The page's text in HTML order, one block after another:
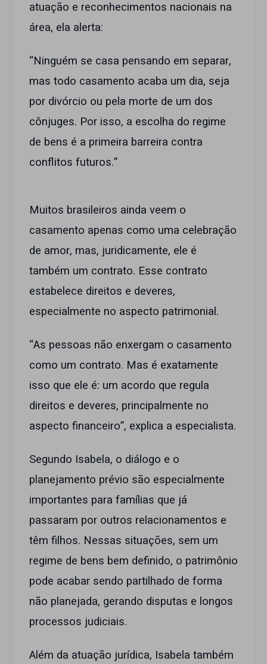
atuação e reconhecimentos nacionais na
área, ela alerta:
“Ninguém se casa pensando em separar,
mas todo casamento acaba um dia, seja
por divórcio ou pela morte de um dos
cônjuges. Por isso, a escolha do regime
de bens é a primeira barreira contra
conflitos futuros.”
Muitos brasileiros ainda veem o
casamento apenas como uma celebração
de amor, mas, juridicamente, ele é
também um contrato. Esse contrato
estabelece direitos e deveres,
especialmente no aspecto patrimonial.
“As pessoas não enxergam o casamento
como um contrato. Mas é exatamente
isso que ele é: um acordo que regula
direitos e deveres, principalmente no
aspecto financeiro”, explica a especialista.
Segundo Isabela, o diálogo e o
planejamento prévio são especialmente
importantes para famílias que já
passaram por outros relacionamentos e
têm filhos. Nessas situações, sem um
regime de bens bem definido, o patrimônio
pode acabar sendo partilhado de forma
não planejada, gerando disputas e longos
processos judiciais.
Além da atuação jurídica, Isabela também